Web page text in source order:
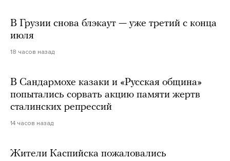
В Грузии снова блэкаут — уже третий с конца
июля
18 часов назад
В Сандармохе казаки и «Русская община»
попытались сорвать акцию памяти жертв
сталинских репрессий
14 часов назад
Жители Каспийска пожаловались